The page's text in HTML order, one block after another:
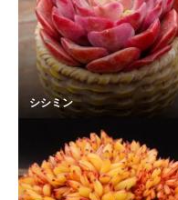
シシミン